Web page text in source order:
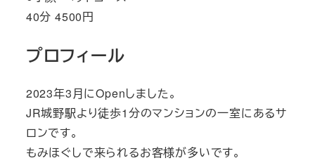
40分 4500円
プロフィール
2023年3月にOpenしました。
JR城野駅より徒歩1分のマンションの一室にあるサ
ロンです。
もみほぐしで来られるお客様が多いです。